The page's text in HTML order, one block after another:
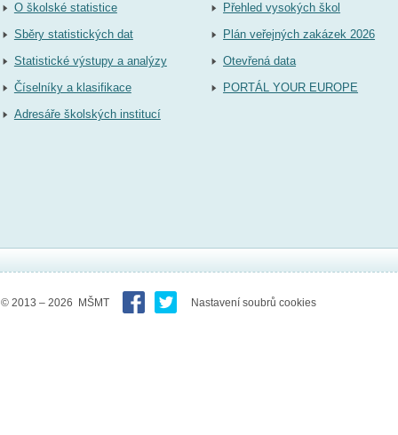
O školské statistice
Sběry statistických dat
Statistické výstupy a analýzy
Číselníky a klasifikace
Adresáře školských institucí
Přehled vysokých škol
Plán veřejných zakázek 2026
Otevřená data
PORTÁL YOUR EUROPE
© 2013 – 2026 MŠMT Nastavení soubrů cookies